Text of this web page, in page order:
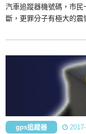
汽車追蹤器機號碼，市
斷，更罪分子有極大的震
gps追蹤器